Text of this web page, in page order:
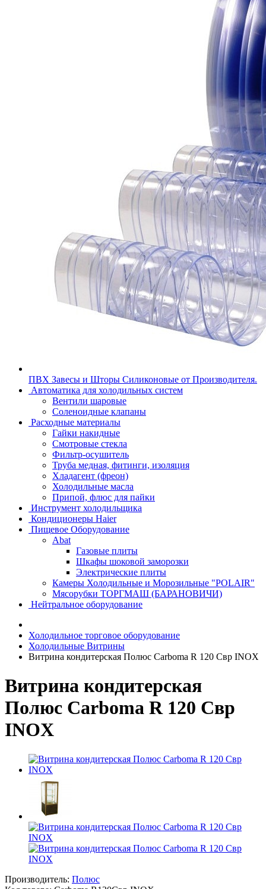
ПВХ Завесы и Шторы Силиконовые от Производителя.
Автоматика для холодильных систем
Вентили шаровые
Соленоидные клапаны
Расходные материалы
Гайки накидные
Смотровые стекла
Фильтр-осушитель
Труба медная, фитинги, изоляция
Хладагент (фреон)
Холодильные масла
Припой, флюс для пайки
Инструмент холодильщика
Кондиционеры Haier
Пищевое Оборудование
Abat
Газовые плиты
Шкафы шоковой заморозки
Электрические плиты
Камеры Холодильные и Морозильные "POLAIR"
Мясорубки ТОРГМАШ (БАРАНОВИЧИ)
Нейтральное оборудование
Холодильное торговое оборудование
Холодильные Витрины
Витрина кондитерская Полюс Carboma R 120 Cвp INOX
Витрина кондитерская
Полюс Carboma R 120 Cвp
INOX
Производитель: Полюс